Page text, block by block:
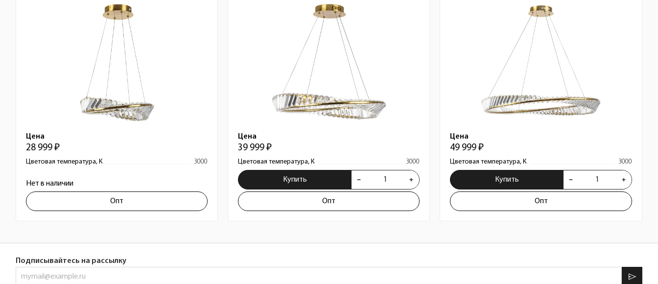
Цена
28 999 ₽
Цветовая температура, К 3000
Нет в наличии
Опт
Цена
39 999 ₽
Цветовая температура, К 3000
Купить
Опт
Цена
49 999 ₽
Цветовая температура, К 3000
Купить
Опт
Подписывайтесь на рассылку
send